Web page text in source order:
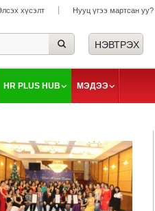
хүсэлт Нууц үгээ мартсан уу?
HR PLUS HUB МЭДЭЭ